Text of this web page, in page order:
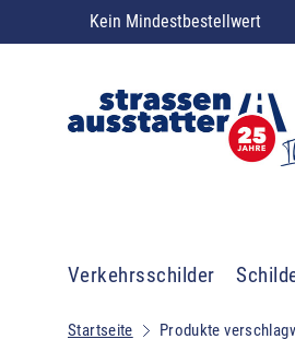
Kein Mindestbestellwert
Verkehrsschilder
Startseite Produkte